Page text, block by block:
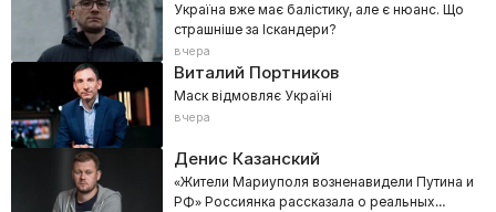
Україна вже має балістику, але є нюанс. Що
страшніше за Іскандери?
вчера
Виталий Портников
Маск відмовляє Україні
вчера
Денис Казанский
«Жители Мариуполя возненавидели Путина и
РФ» Россиянка рассказала о реальных